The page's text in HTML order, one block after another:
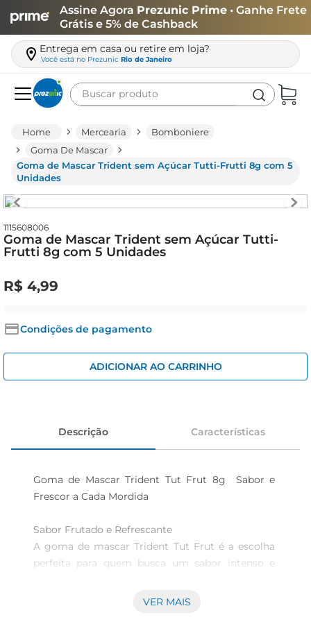
Assine Agora Prezunic Prime • Ganhe Frete
Grátis e 5% de Cashback
Entrega em casa ou retire em loja?
Você está no Prezunic Rio de Janeiro
Buscar produto
Mercearia
Bomboniere
Goma De Mascar
Goma de Mascar Trident sem Açúcar Tutti-Frutti 8g com 5
Unidades
1115608006
Goma de Mascar Trident sem Açúcar Tutti-
Frutti 8g com 5 Unidades
R$ 4,99
Condições de pagamento
ADICIONAR AO CARRINHO
Descrição Características
Goma de Mascar Trident Tut Frut 8g  Sabor e
Frescor a Cada Mordida
Sabor Frutado e Refrescante
A goma de mascar Trident Tut Frut é a escolha
perfeita para quem busca um sabor intenso e
oferece uma explosão desabores frutais que vai
VER MAIS
leite
arroz
azeite
biscoito
iogurte
papel higiênico